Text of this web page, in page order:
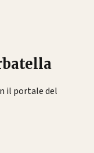
il portale del